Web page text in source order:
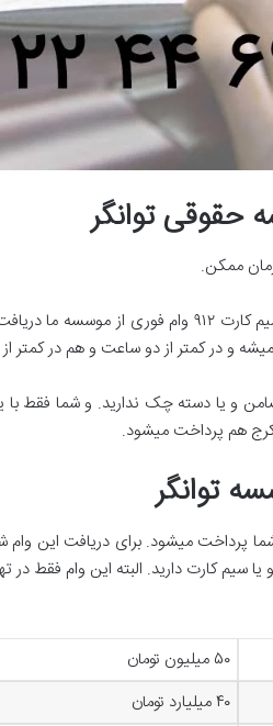
حقوقی توانگر
ممکن.
شما میتونید با سند خودرو، سند ملکی و
و در کمتر از دو ساعت و هم در کمتر
و یا دسته چک ندارید. و شما فقط با
کرج هم پرداخت میشود.
توانگر
پرداخت میشود. برای دریافت این
و یا سیم کارت دارید. البته این وام
۵۰ میلیون تومان
۴۰ میلیارد تومان